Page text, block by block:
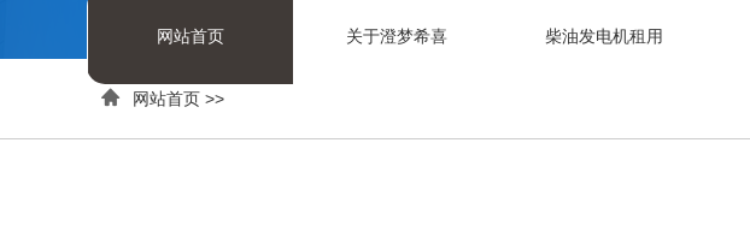
网站首页 关于澄梦希喜 柴油发电机租用
 网站首页 >>